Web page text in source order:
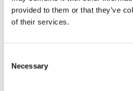
provided to them or that they’ve
of their services.
Selection
Necessary
Dolivos regier på
Sånger om kärlek och död.